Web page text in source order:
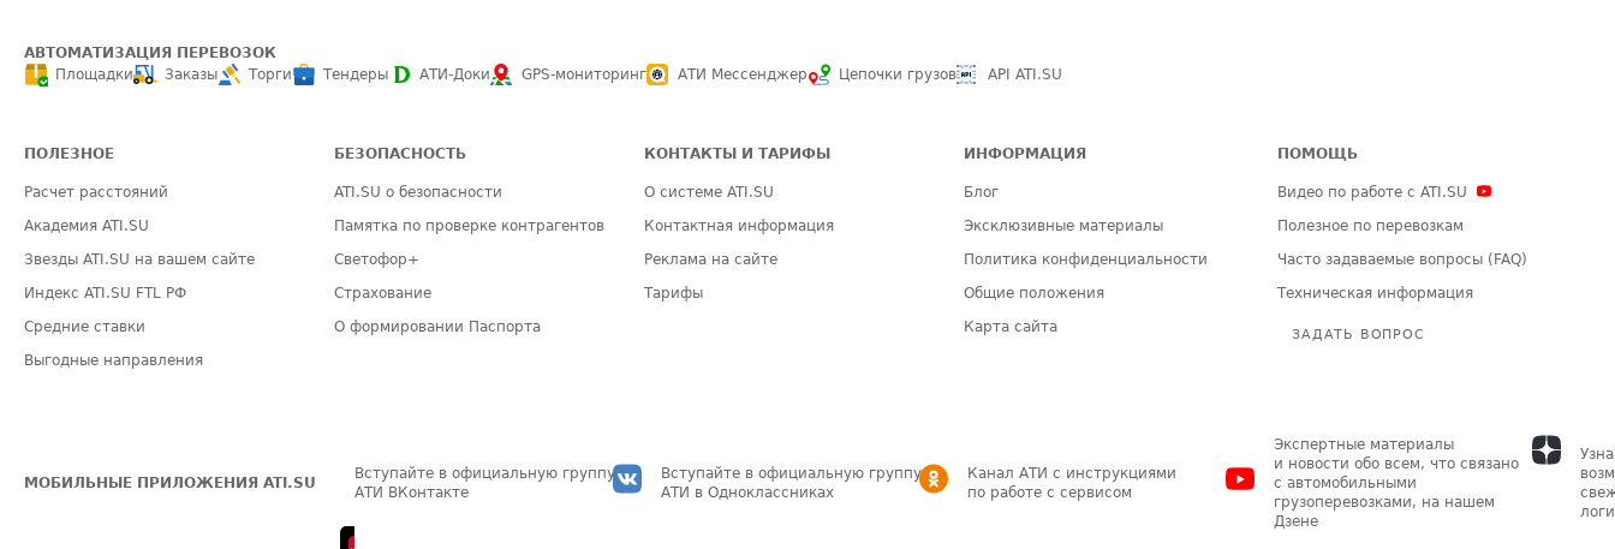
АВТОМАТИЗАЦИЯ ПЕРЕВОЗОК
Площадки
Заказы Торги Тендеры АТИ-Доки GPS-мониторинг АТИ Мессенджер Цепочки грузов API ATI.SU
ПОЛЕЗНОЕ
Расчет расстояний
Академия ATI.SU
Звезды ATI.SU на вашем сайте
Индекс ATI.SU FTL РФ
Средние ставки
Выгодные направления
БЕЗОПАСНОСТЬ
ATI.SU о безопасности
Памятка по проверке контрагентов
Светофор+
Страхование
О формировании Паспорта
КОНТАКТЫ И ТАРИФЫ
О системе ATI.SU
Контактная информация
Реклама на сайте
Тарифы
ИНФОРМАЦИЯ
Блог
Эксклюзивные материалы
Политика конфиденциальности
Общие положения
Карта сайта
ПОМОЩЬ
Видео по работе с ATI.SU
Полезное по перевозкам
Часто задаваемые вопросы (FAQ)
Техническая информация
ЗАДАТЬ ВОПРОС
МОБИЛЬНЫЕ ПРИЛОЖЕНИЯ ATI.SU
Вступайте в официальную группу
АТИ ВКонтакте
Вступайте в официальную группу
АТИ в Одноклассниках
Канал АТИ с инструкциями
по работе с сервисом
Экспертные материалы
и новости обо всем, что связано
с автомобильными
грузоперевозками, на нашем
Дзене